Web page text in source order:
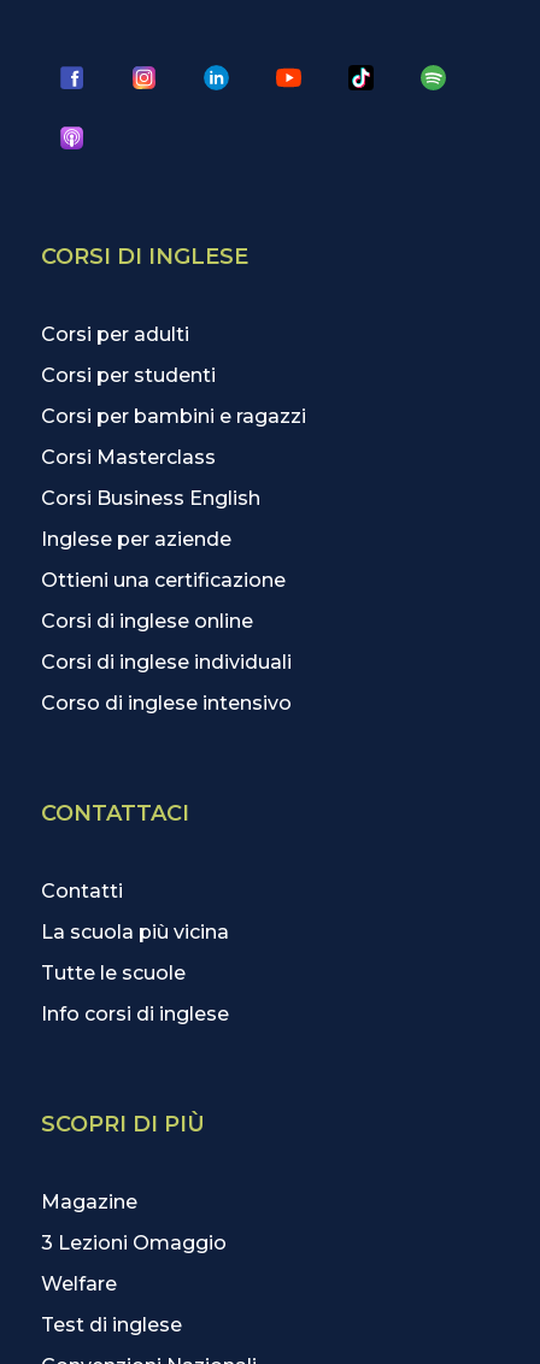
CORSI DI INGLESE
Corsi per adulti
Corsi per studenti
Corsi per bambini e ragazzi
Corsi Masterclass
Corsi Business English
Inglese per aziende
Ottieni una certificazione
Corsi di inglese online
Corsi di inglese individuali
Corso di inglese intensivo
CONTATTACI
Contatti
La scuola più vicina
Tutte le scuole
Info corsi di inglese
SCOPRI DI PIÙ
Magazine
3 Lezioni Omaggio
Welfare
Test di inglese